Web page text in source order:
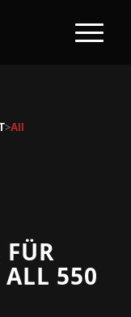
>All
ALL 550